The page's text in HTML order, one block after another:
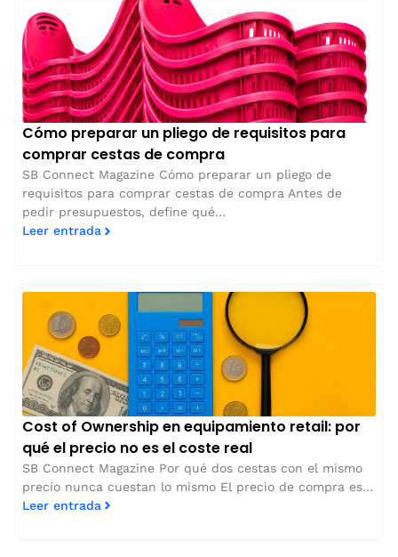
Cómo preparar un pliego de requisitos para
comprar cestas de compra
SB Connect Magazine Cómo preparar un pliego de
requisitos para comprar cestas de compra Antes de
pedir presupuestos, define qué…
Leer entrada
Cost of Ownership en equipamiento retail: por
qué el precio no es el coste real
SB Connect Magazine Por qué dos cestas con el mismo
precio nunca cuestan lo mismo El precio de compra es…
Leer entrada